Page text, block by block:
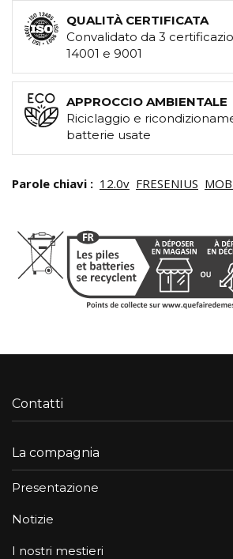
QUALITÀ CERTIFICATA
Convalidato da 3
14001 e 9001
APPROCCIO AMBIENTALE
Riciclaggio e
batterie usate
Parole chiavi : 12.0v FRESENIUS
Contatti
La compagnia
Presentazione
Notizie
I nostri mestieri